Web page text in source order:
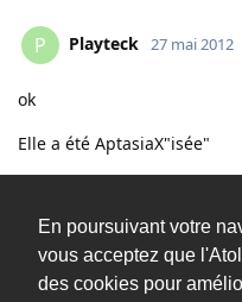
En poursuivant votre
vous acceptez que
des cookies pour
P Playteck 27 mai 2012
ok
Elle a été AptasiaX"isée"